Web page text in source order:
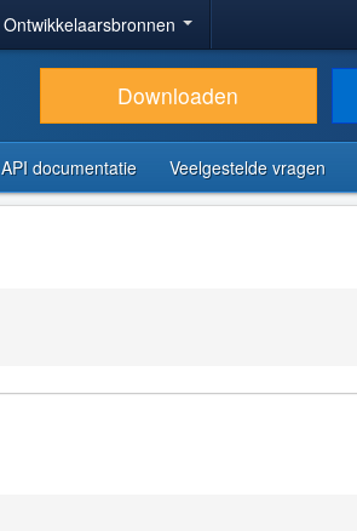
Ontwikkelaarsbronnen
Downloaden
API documentatie Veelgestelde vragen